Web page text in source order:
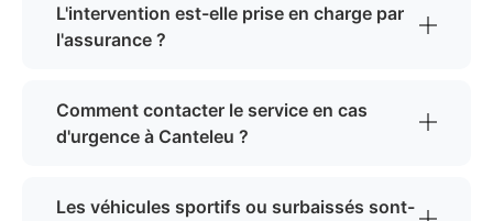
L'intervention est-elle prise en charge par
l'assurance ?
Comment contacter le service en cas
d'urgence à Canteleu ?
Les véhicules sportifs ou surbaissés sont-